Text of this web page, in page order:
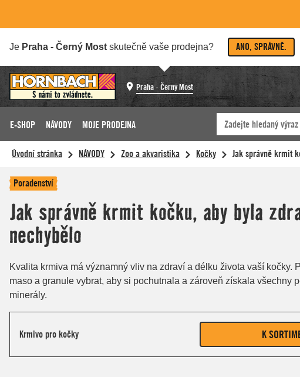
Je Praha - Černý Most skutečně vaše prodejna? ANO, SPRÁVNĚ.
Praha - Černý Most
E-SHOP NÁVODY MOJE PRODEJNA